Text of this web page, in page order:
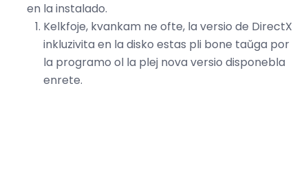
en la instalado.
Kelkfoje, kvankam ne ofte, la versio de DirectX
inkluzivita en la disko estas pli bone taŭga por
la programo ol la plej nova versio disponebla
enrete.